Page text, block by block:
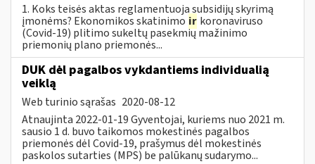
1. Koks teisės aktas reglamentuoja subsidijų skyrimą
įmonėms? Ekonomikos skatinimo ir koronaviruso
(Covid-19) plitimo sukeltų pasekmių mažinimo
priemonių plano priemonės...
DUK dėl pagalbos vykdantiems individualią
veiklą
Web turinio sąrašas 2020-08-12
Atnaujinta 2022-01-19 Gyventojai, kuriems nuo 2021 m.
sausio 1 d. buvo taikomos mokestinės pagalbos
priemonės dėl Covid-19, prašymus dėl mokestinės
paskolos sutarties (MPS) be palūkanų sudarymo...